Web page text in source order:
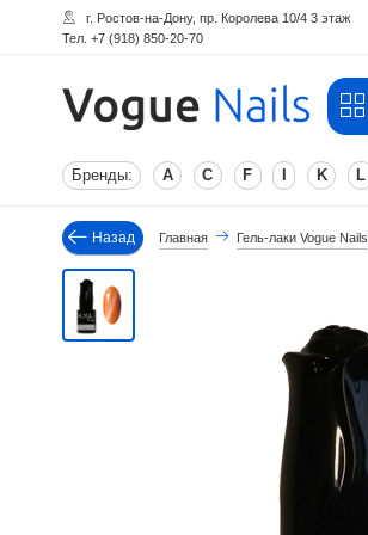
г. Ростов-на-Дону, пр. Королева 10/4 3 этаж
Тел. +7 (918) 850-20-70
Бренды: A C F K L
Назад Главная Гель-лаки Vogue Nails